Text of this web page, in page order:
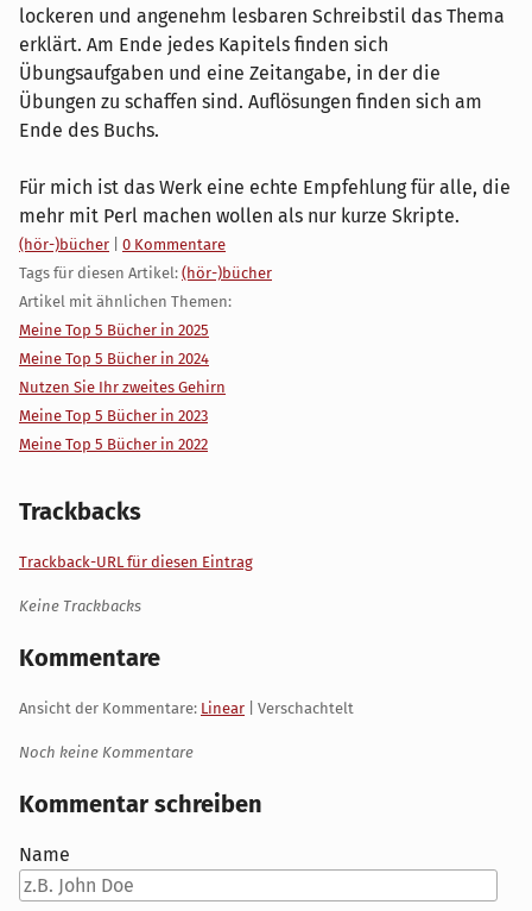
lockeren und angenehm lesbaren Schreibstil das Thema
erklärt. Am Ende jedes Kapitels finden sich
Übungsaufgaben und eine Zeitangabe, in der die
Übungen zu schaffen sind. Auflösungen finden sich am
Ende des Buchs.
Für mich ist das Werk eine echte Empfehlung für alle, die
mehr mit Perl machen wollen als nur kurze Skripte.
Kategorien:
(hör-)bücher
0 Kommentare
Tags für diesen Artikel: (hör-)bücher
Artikel mit ähnlichen Themen:
Meine Top 5 Bücher in 2025
Meine Top 5 Bücher in 2024
Nutzen Sie Ihr zweites Gehirn
Meine Top 5 Bücher in 2023
Meine Top 5 Bücher in 2022
Trackbacks
Trackback-URL für diesen Eintrag
Keine Trackbacks
Kommentare
Ansicht der Kommentare: Linear | Verschachtelt
Noch keine Kommentare
Kommentar schreiben
Name